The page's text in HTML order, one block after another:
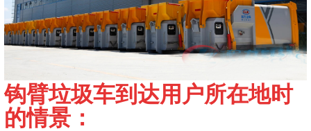
钩臂垃圾车到达用户所在地时
的情景：